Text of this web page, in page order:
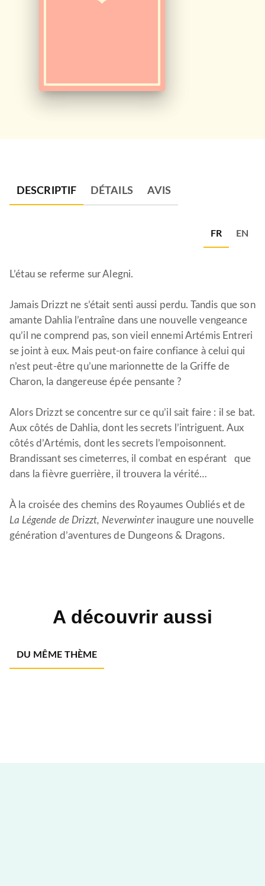
DESCRIPTIF DÉTAILS AVIS
FR EN
L’étau se referme sur Alegni.
Jamais Drizzt ne s’était senti aussi perdu. Tandis que son
amante Dahlia l’entraîne dans une nouvelle vengeance
qu’il ne comprend pas, son vieil ennemi Artémis Entreri
se joint à eux. Mais peut-on faire confiance à celui qui
n’est peut-être qu’une marionnette de la Griffe de
Charon, la dangereuse épée pensante ?
Alors Drizzt se concentre sur ce qu’il sait faire : il se bat.
Aux côtés de Dahlia, dont les secrets l’intriguent. Aux
côtés d’Artémis, dont les secrets l’empoisonnent.
Brandissant ses cimeterres, il combat en espérant que
dans la fièvre guerrière, il trouvera la vérité…
À la croisée des chemins des Royaumes Oubliés et de
La Légende de Drizzt, Neverwinterinaugure une nouvelle
génération d’aventures de Dungeons & Dragons.
A découvrir aussi
DU MÊME THÈME